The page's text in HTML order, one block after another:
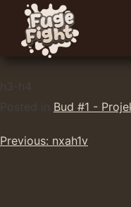
Skip
to
h3-h4
Posted in Bud #1 -
Indlægsnavigation
Previous: nxah1v